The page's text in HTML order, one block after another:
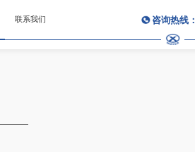
联系我们 咨询热线：